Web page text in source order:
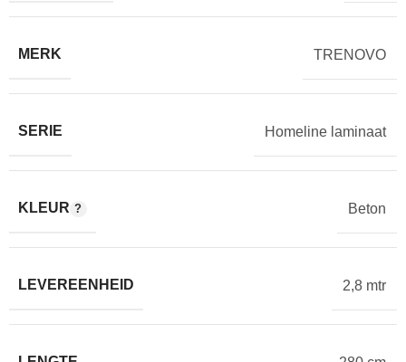
MERK TRENOVO
SERIE Homeline laminaat
KLEUR Beton
LEVEREENHEID 2,8 mtr